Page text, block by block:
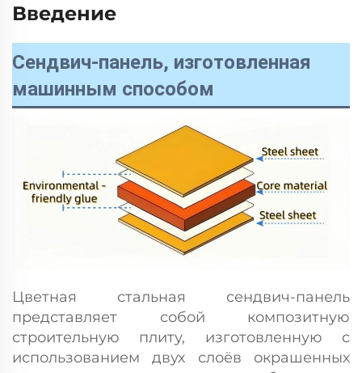
Введение
Сендвич-панель, изготовленная
машинным способом
Цветная стальная сендвич-панель
представляет собой композитную
строительную плиту, изготовленную с
использованием двух слоёв окрашенных